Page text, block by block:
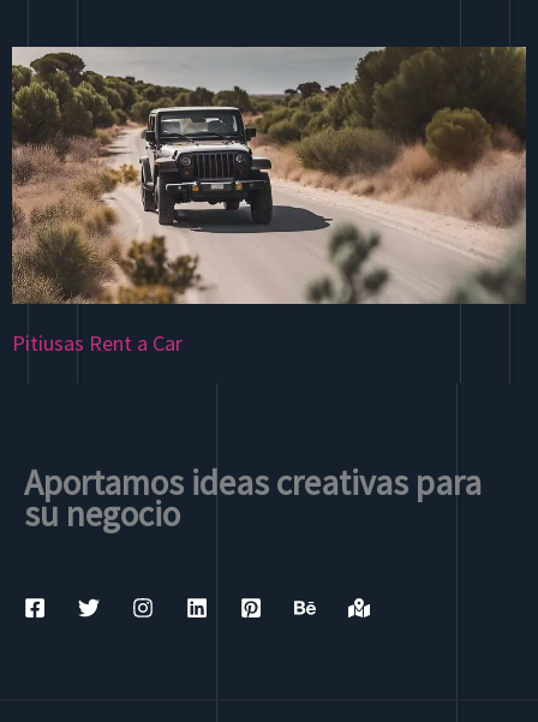
Pitiusas Rent a Car
Aportamos ideas creativas para
su negocio